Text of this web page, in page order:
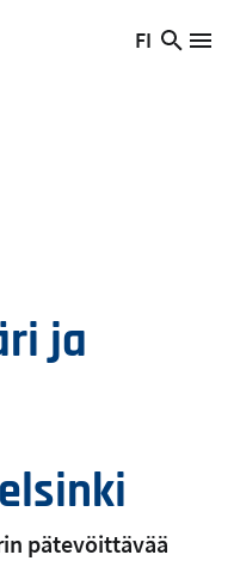
Vaihda
FI
Hae
ja
pätevöittävää